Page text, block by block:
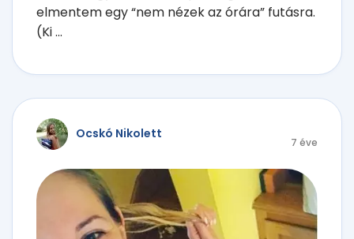
elmentem egy “nem nézek az órára” futásra.
(Ki ...
Ocskó Nikolett
7 éve